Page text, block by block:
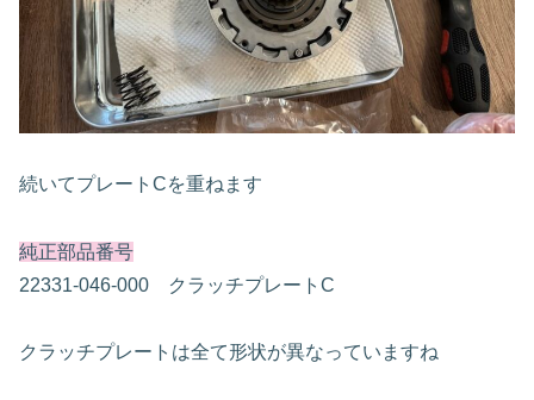
続いてプレートCを重ねます
純正部品番号
22331-046-000 クラッチプレートC
クラッチプレートは全て形状が異なっていますね